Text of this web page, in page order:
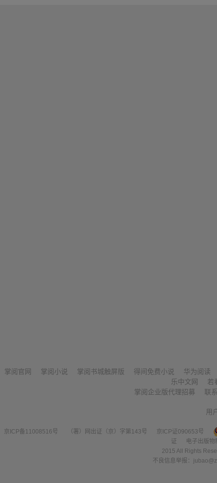
掌阅官网 掌阅小说 掌阅书城触屏版 得间免费小说
华为阅读
乐中文网
若
掌阅企业版代理招募
联
用
京ICP备11008516号 （署）网出证（京）字第143号
京ICP证090653号
证
电子出版
2015 All Rights
不良信息举报：